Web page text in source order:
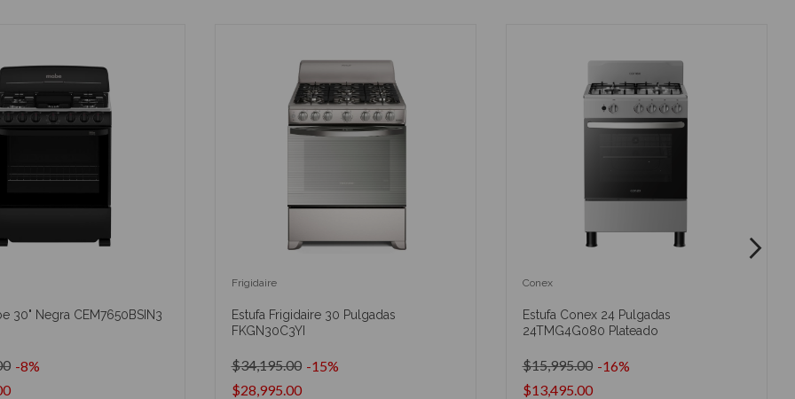
30" Negra CEM7650BSIN3
-8%
Frigidaire
Estufa Frigidaire 30 Pulgadas
FKGN30C3YI
$28,995.00
$34,195.00 -15%
Conex
Estufa Conex 24 Pulgadas
24TMG4G080 Plateado
$13,495.00
$15,995.00 -16%